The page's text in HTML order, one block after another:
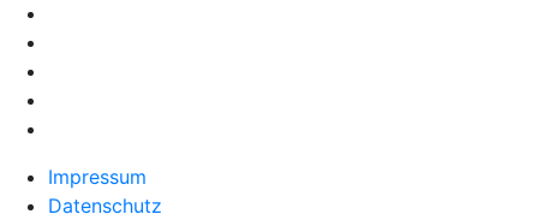
Impressum
Datenschutz